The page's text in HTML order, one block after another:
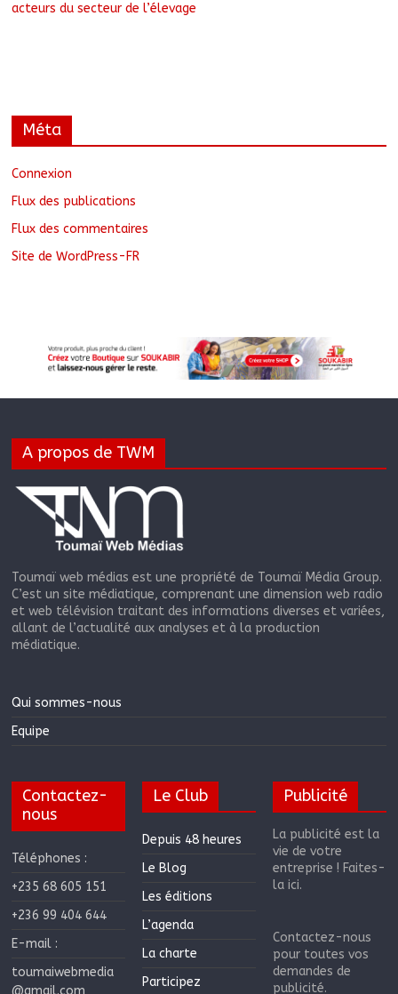
acteurs du secteur de l’élevage
Méta
Connexion
Flux des publications
Flux des commentaires
Site de WordPress-FR
A propos de TWM
Toumaï web médias est une propriété de Toumaï Média Group.
C’est un site médiatique, comprenant une dimension web radio
et web télévision traitant des informations diverses et variées,
allant de l’actualité aux analyses et à la production
médiatique.
Qui sommes-nous
Equipe
Contactez-
nous
Téléphones :
+235 68 605 151
+236 99 404 644
E-mail :
toumaiwebmedia
@gmail.com
Le Club
Depuis 48 heures
Le Blog
Les éditions
L’agenda
La charte
Participez
Publicité
La publicité est la
vie de votre
entreprise ! Faites-
la ici.
Contactez-nous
pour toutes vos
demandes de
publicité.